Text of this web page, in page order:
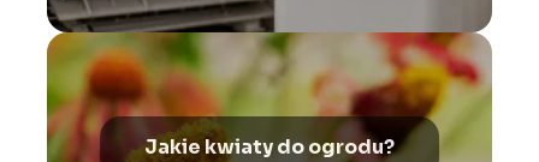
Jakie kwiaty do ogrodu?